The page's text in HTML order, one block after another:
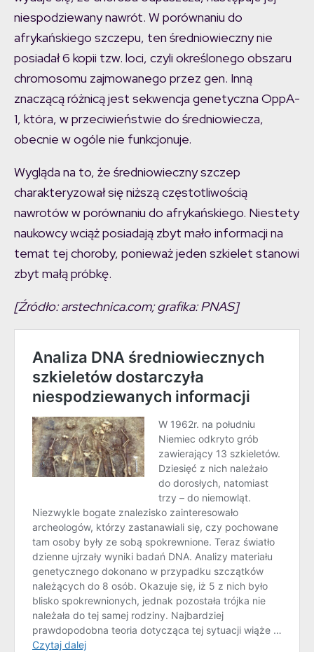
niespodziewany nawrót. W porównaniu do
afrykańskiego szczepu, ten średniowieczny nie
posiadał 6 kopii tzw. loci, czyli określonego obszaru
chromosomu zajmowanego przez gen. Inną
znaczącą różnicą jest sekwencja genetyczna OppA-
1, która, w przeciwieństwie do średniowiecza,
obecnie w ogóle nie funkcjonuje.
Wygląda na to, że średniowieczny szczep
charakteryzował się niższą częstotliwością
nawrotów w porównaniu do afrykańskiego. Niestety
naukowcy wciąż posiadają zbyt mało informacji na
temat tej choroby, ponieważ jeden szkielet stanowi
zbyt małą próbkę.
[Źródło: arstechnica.com; grafika: PNAS]